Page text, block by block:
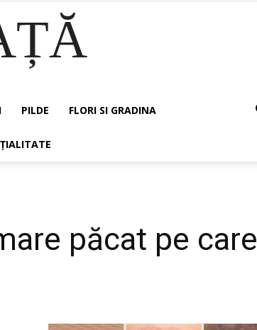
PILDE FLORI SI GRADINA
păcat pe care